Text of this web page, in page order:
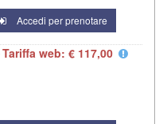
Accedi per prenotare
Tariffa web: € 117,00